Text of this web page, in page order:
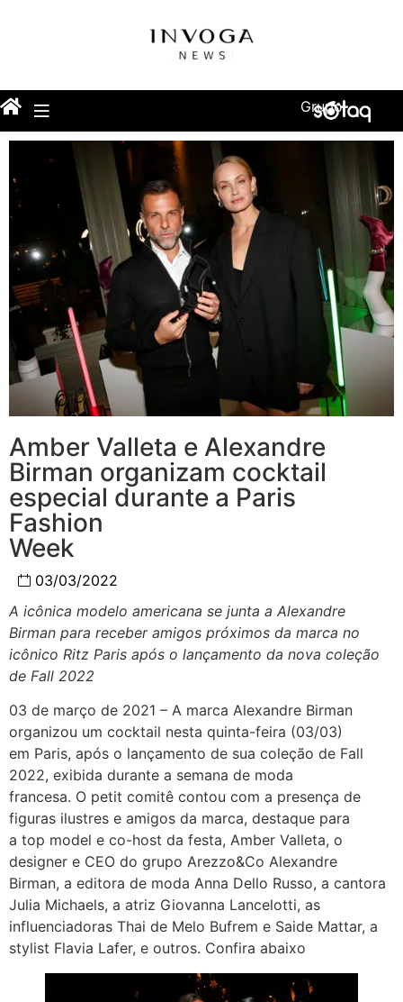
Grupo
Amber Valleta e Alexandre
Birman organizam cocktail
especial durante a Paris
Fashion
Week
03/03/2022
A icônica modelo americana se junta a Alexandre
Birman para receber amigos próximos da marca no
icônico Ritz Paris após o lançamento da nova coleção
de Fall 2022
03 de março de 2021 – A marca Alexandre Birman
organizou um cocktail nesta quinta-feira (03/03)
em Paris, após o lançamento de sua coleção de Fall
2022, exibida durante a semana de moda
francesa. O petit comitê contou com a presença de
figuras ilustres e amigos da marca, destaque para
a top model e co-host da festa, Amber Valleta, o
designer e CEO do grupo Arezzo&Co Alexandre
Birman, a editora de moda Anna Dello Russo, a cantora
Julia Michaels, a atriz Giovanna Lancelotti, as
influenciadoras Thai de Melo Bufrem e Saide Mattar, a
stylist Flavia Lafer, e outros. Confira abaixo